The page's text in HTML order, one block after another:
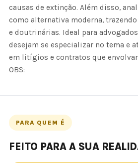
causas de extinção. Além disso,
como alternativa moderna,
e doutrinárias. Ideal para
desejam se especializar no tema e
em litígios e contratos que
OBS:
PARA QUEM É
FEITO PARA A SUA